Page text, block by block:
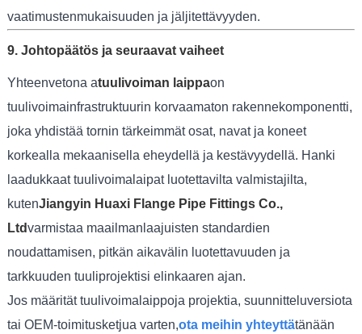
vaatimustenmukaisuuden ja jäljitettävyyden.
9. Johtopäätös ja seuraavat vaiheet
Yhteenvetona atuulivoiman laippaon
tuulivoimainfrastruktuurin korvaamaton rakennekomponentti,
joka yhdistää tornin tärkeimmät osat, navat ja koneet
korkealla mekaanisella eheydellä ja kestävyydellä. Hanki
laadukkaat tuulivoimalaipat luotettavilta valmistajilta,
kutenJiangyin Huaxi Flange Pipe Fittings Co.,
Ltdvarmistaa maailmanlaajuisten standardien
noudattamisen, pitkän aikavälin luotettavuuden ja
tarkkuuden tuuliprojektisi elinkaaren ajan.
Jos määrität tuulivoimalaippoja projektia, suunnitteluversiota
tai OEM-toimitusketjua varten,ota meihin yhteyttätänään